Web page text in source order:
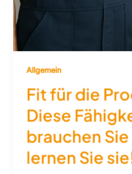
Allgemein
Fit für die
Diese
brauchen
lernen Sie